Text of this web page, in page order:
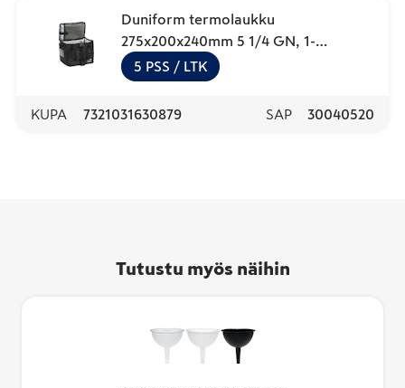
Duniform termolaukku
275x200x240mm 5 1/4 GN, 1-
lokeroinen, soljellinen, musta nailon
5 PSS / LTK
KUPA 7321031630879 SAP 30040520
Tutustu myös näihin